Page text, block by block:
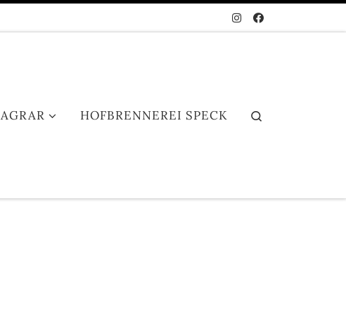
AGRAR HOFBRENNEREI SPECK